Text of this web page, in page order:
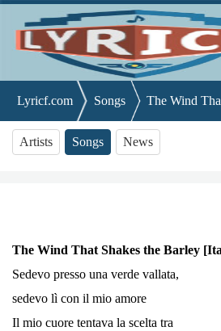
Lyricf.com Songs The Wind
Artists Songs News
The Wind That Shakes the Barley
Sedevo presso una verde vallata,
sedevo lì con il mio amore
Il mio cuore tentava la scelta tra